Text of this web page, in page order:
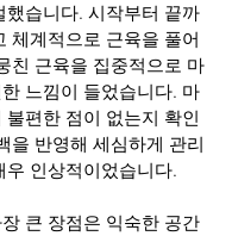
했습니다. 시작부터 끝까
체계적으로 근육을 풀어
친 근육을 집중적으로 마
느낌이 들었습니다. 마
편한 점이 없는지 확인
을 반영해 세심하게 관리
인상적이었습니다.
큰 장점은 익숙한 공간